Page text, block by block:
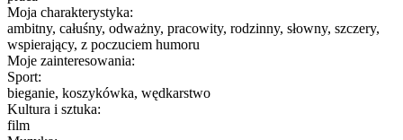
Moja charakterystyka:
ambitny, całuśny, odważny, pracowity, rodzinny, słowny, szczery,
wspierający, z poczuciem humoru
Moje zainteresowania:
Sport:
bieganie, koszykówka, wędkarstwo
Kultura i sztuka:
film